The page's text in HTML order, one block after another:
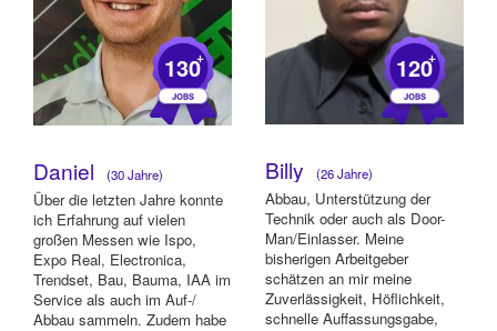
130+
Daniel (30 Jahre)
Über die letzten Jahre konnte
ich Erfahrung auf vielen
großen Messen wie Ispo,
Expo Real, Electronica,
Trendset, Bau, Bauma, IAA im
Service als auch im Auf-/
Abbau sammeln. Zudem habe
120+
Billy (26 Jahre)
Abbau, Unterstützung der
Technik oder auch als Door-
Man/Einlasser. Meine
bisherigen Arbeitgeber
schätzen an mir meine
Zuverlässigkeit, Höflichkeit,
schnelle Auffassungsgabe,